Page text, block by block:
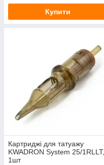
Купити
Картриджі для татуажу
KWADRON System 25/1RLLT,
1шт